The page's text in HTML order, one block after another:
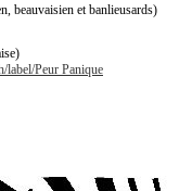
beauvaisien et banlieusards)
label/Peur Panique